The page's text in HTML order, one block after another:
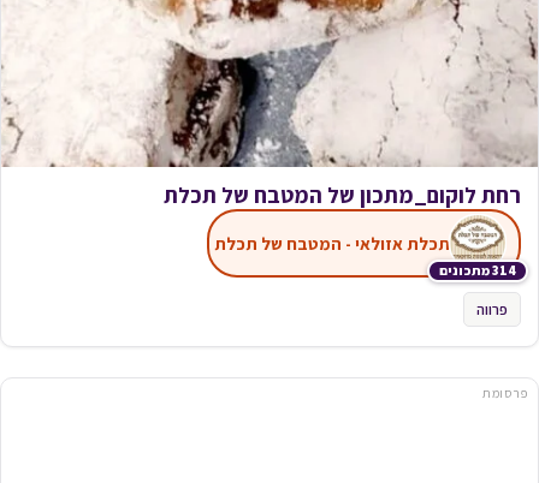
רחת לוקום_מתכון של המטבח של תכלת
314 מתכונים
תכלת אזולאי - המטבח של תכלת
פרווה
פרסומת